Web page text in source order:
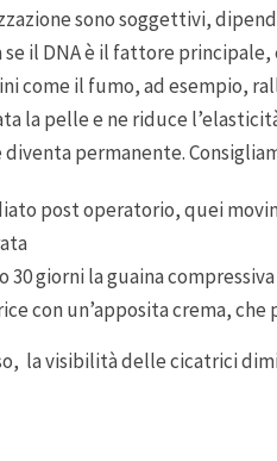
sono soggettivi,
il DNA è il fattore
come il fumo, ad esempio,
la pelle e ne riduce
diventa permanente.
post operatorio, quei
giorni la guaina compressiva
con un’apposita crema,
la visibilità delle cicatrici